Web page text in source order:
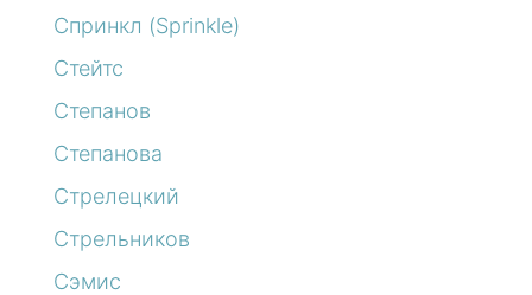
Спринкл (Sprinkle)
Стейтс
Степанов
Степанова
Стрелецкий
Стрельников
Сэмис